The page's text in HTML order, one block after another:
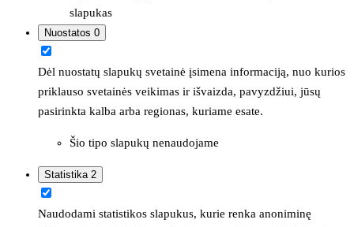
slapukas
Nuostatos 0
Dėl nuostatų slapukų svetainė įsimena informaciją, nuo kurios
priklauso svetainės veikimas ir išvaizda, pavyzdžiui, jūsų
pasirinkta kalba arba regionas, kuriame esate.
Šio tipo slapukų nenaudojame
Statistika 2
Naudodami statistikos slapukus, kurie renka anoniminę